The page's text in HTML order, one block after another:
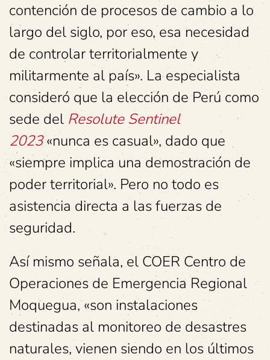
contención de procesos de cambio a lo
largo del siglo, por eso, esa necesidad
de controlar territorialmente y
militarmente al país». La especialista
consideró que la elección de Perú como
sede del Resolute Sentinel
2023«nunca es casual», dado que
«siempre implica una demostración de
poder territorial». Pero no todo es
asistencia directa a las fuerzas de
seguridad.
Así mismo señala, el COER Centro de
Operaciones de Emergencia Regional
Moquegua, «son instalaciones
destinadas al monitoreo de desastres
naturales, vienen siendo en los últimos